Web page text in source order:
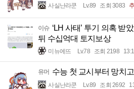
사실난라쿤 Lv.89 조회 3083
이슈 ‘LH 사태’ 투기 의혹 받
뒤 수십억대 토지보상
미뉴에뜨 Lv.78 조회 2198
유머 수능 첫 교시부터 망치
사실난라쿤 Lv.89 조회 2692